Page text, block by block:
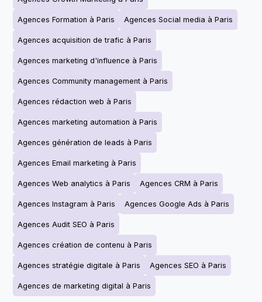
Agences Formation à Paris Agences Social media à Paris
Agences acquisition de trafic à Paris
Agences marketing d'influence à Paris
Agences Community management à Paris
Agences rédaction web à Paris
Agences marketing automation à Paris
Agences génération de leads à Paris
Agences Email marketing à Paris
Agences Web analytics à Paris Agences CRM à Paris
Agences Instagram à Paris Agences Google Ads à Paris
Agences Audit SEO à Paris
Agences création de contenu à Paris
Agences stratégie digitale à Paris Agences SEO à Paris
Agences de marketing digital à Paris